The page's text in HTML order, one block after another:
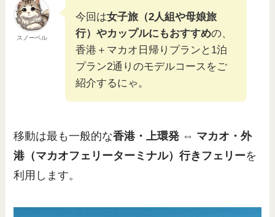
スノーベル
今回は女子旅（2人組や母娘旅
行）やカップルにもおすすめの、
香港＋マカオ日帰りプランと1泊
プラン2通りのモデルコースをご
紹介するにゃ。
移動は最も一般的な香港・上環発 ⇔ マカオ・外
港（マカオフェリーターミナル）行きフェリーを
利用します。